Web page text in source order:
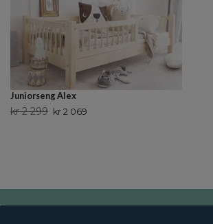
Juniorseng Alex
kr 2 299 kr 2 069